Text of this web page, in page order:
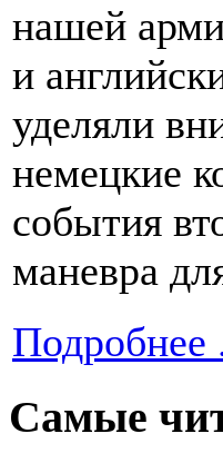
нашей
и
уделяли
немецкие
события
маневра
Подробнее
Самые